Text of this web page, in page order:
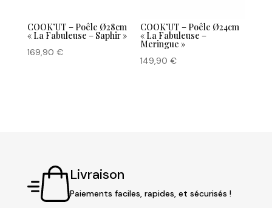
COOK’UT – Poêle Ø28cm
« La Fabuleuse – Saphir »
169,90 €
COOK’UT – Poêle Ø24cm
« La Fabuleuse –
Meringue »
149,90€
Livraison
Paiements faciles, rapides, et sécurisés !